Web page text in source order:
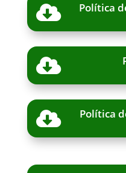
 Política

 Política